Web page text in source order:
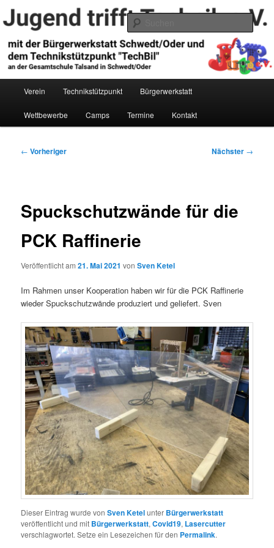
Zum
primären
springenJugend trifft Technik e.V.
Verein Technikstützpunkt Bürgerwerkstatt
Wettbewerbe Camps Termine Kontakt
Beitragsnavigation
← Vorheriger Nächster →
Spuckschutzwände für die
PCK Raffinerie
Veröffentlicht am21. Mai 2021 vonSven Ketel
Im Rahmen unser Kooperation haben wir für die PCK Raffinerie
wieder Spuckschutzwände produziert und geliefert. Sven
Dieser Eintrag wurde vonSven Ketelunter Bürgerwerkstatt
veröffentlicht und mit Bürgerwerkstatt,Covid19, Lasercutter
verschlagwortet. Setze ein Lesezeichen für den Permalink.